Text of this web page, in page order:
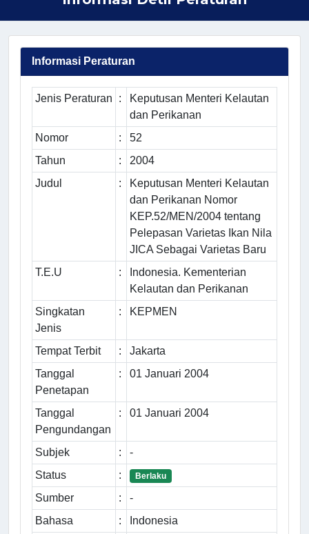
Informasi Peraturan
Jenis Peraturan :
Keputusan Menteri Kelautan
dan Perikanan
Nomor
:
52
Tahun
:
2004
Judul
:
Keputusan Menteri Kelautan
dan Perikanan Nomor
KEP.52/MEN/2004 tentang
Pelepasan Varietas Ikan Nila
JICA Sebagai Varietas Baru
T.E.U
:
Indonesia. Kementerian
Kelautan dan Perikanan
Singkatan
Jenis
: KEPMEN
Tempat Terbit :
Jakarta
Tanggal
Penetapan
: 01 Januari 2004
Tanggal
Pengundangan
: 01 Januari 2004
Subjek :
-
Status
: Berlaku
Sumber :
-
Bahasa
: Indonesia